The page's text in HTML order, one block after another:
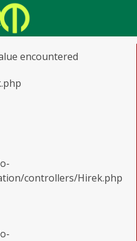
encountered
controllers/Hirek.php